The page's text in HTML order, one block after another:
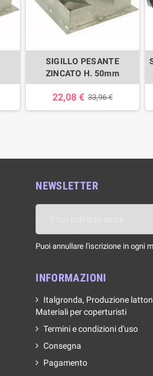
SIGILLO PESANTE
ZINCATO H. 50mm
22,08 € 33,96 €
NEWSLETTER
Puoi annullare l'iscrizione in ogni
INFORMAZIONI
Italgronda, Produzione
Materiali per coperturisti
Termini e condizioni d'uso
Consegna
Pagamento